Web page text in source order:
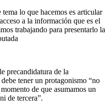
lo que hacemos es articular
a la información que es el
trabajando para presentarlo la
precandidatura de la
tener un protagonismo “no
de que asumamos un
de tercera”.